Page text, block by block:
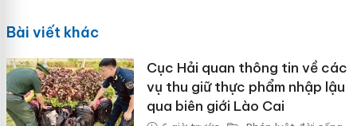
Bài viết khác
Cục Hải quan thông tin về các
vụ thu giữ thực phẩm nhập lậu
qua biên giới Lào Cai